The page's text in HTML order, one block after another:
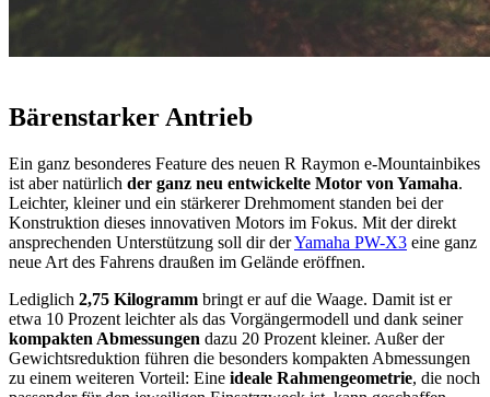
Bärenstarker Antrieb
Ein ganz besonderes Feature des neuen R Raymon e-Mountainbikes
ist aber natürlich der ganz neu entwickelte Motor von Yamaha.
Leichter, kleiner und ein stärkerer Drehmoment standen bei der
Konstruktion dieses innovativen Motors im Fokus. Mit der direkt
ansprechenden Unterstützung soll dir derYamaha PW-X3 eine ganz
neue Art des Fahrens draußen im Gelände eröffnen.
Lediglich 2,75 Kilogramm bringt er auf die Waage. Damit ist er
etwa 10 Prozent leichter als das Vorgängermodell und dank seiner
kompakten Abmessungen dazu 20 Prozent kleiner. Außer der
Gewichtsreduktion führen die besonders kompakten Abmessungen
zu einem weiteren Vorteil: Eine ideale Rahmengeometrie, die noch